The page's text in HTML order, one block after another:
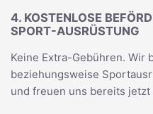
4. KOSTENLOSE
SPORT-AUSRÜSTUNG
Keine Extra-Gebühren. Wir
beziehungsweise
und freuen uns bereits